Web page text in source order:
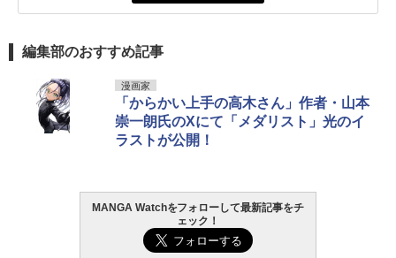
編集部のおすすめ記事
漫画家
「からかい上手の高木さん」作者・山本
崇一朗氏のXにて「メダリスト」光のイ
ラストが公開！
MANGA Watchをフォローして最新記事をチ
ェック！